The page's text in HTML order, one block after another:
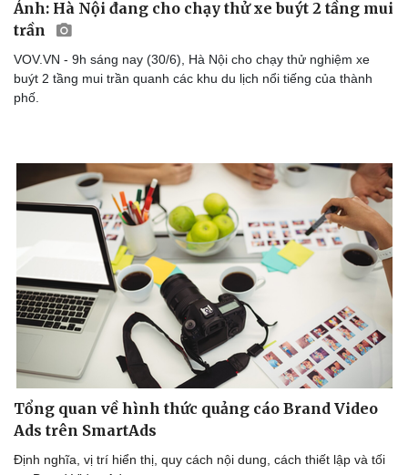
Làm đẹp - giảm cân
Phòng mạch online
Ăn sạch sống khỏe
Ảnh: Hà Nội đang cho chạy thử xe buýt 2 tầng mui
trần
VOV.VN - 9h sáng nay (30/6), Hà Nội cho chạy thử nghiệm xe
buýt 2 tầng mui trần quanh các khu du lịch nổi tiếng của thành
phố.
Tổng quan về hình thức quảng cáo Brand Video
Ads trên SmartAds
Định nghĩa, vị trí hiển thị, quy cách nội dung, cách thiết lập và tối